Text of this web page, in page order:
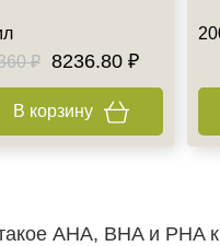
₽
8236.80 ₽
В корзину
AHA, BHA и PHA